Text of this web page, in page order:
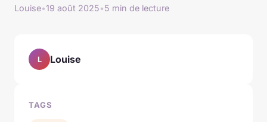
Louise•19 août 2025•5 min de lecture
L Louise
TAGS